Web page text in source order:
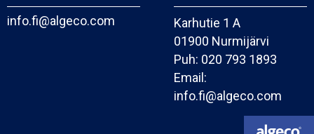
info.fi@algeco.com
Karhutie 1 A
01900 Nurmijärvi
Puh: 020 793 1893
Email:
info.fi@algeco.com